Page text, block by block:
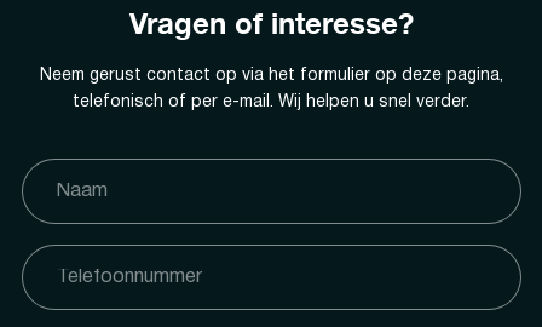
Vragen of interesse?
Neem gerust contact op via het formulier op deze pagina,
telefonisch of per e-mail. Wij helpen u snel verder.